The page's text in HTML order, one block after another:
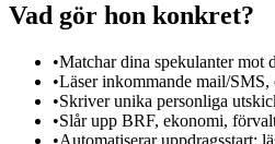
Vad gör hon konkret?
•Matchar dina spekulanter mot
•Läser inkommande mail/
•Skriver unika personliga
•Slår upp BRF, ekonomi,